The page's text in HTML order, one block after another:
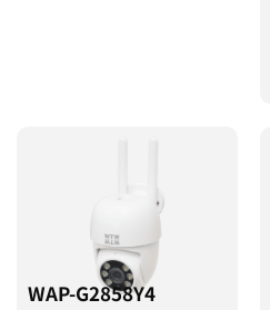
WAP-G2858Y4